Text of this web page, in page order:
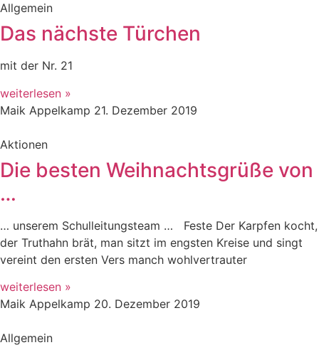
Allgemein
Das nächste Türchen
mit der Nr. 21
weiterlesen »
Maik Appelkamp 21. Dezember 2019
Aktionen
Die besten Weihnachtsgrüße von
…
… unserem Schulleitungsteam … Feste Der Karpfen kocht,
der Truthahn brät, man sitzt im engsten Kreise und singt
vereint den ersten Vers manch wohlvertrauter
weiterlesen »
Maik Appelkamp 20. Dezember 2019
Allgemein